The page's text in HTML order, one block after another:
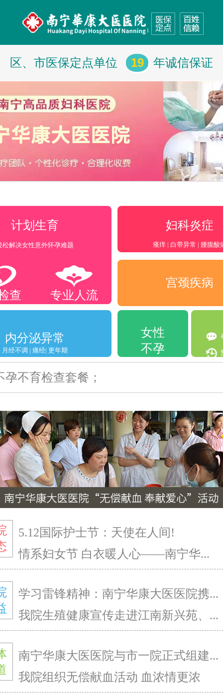
区、市医保定点单位 19 年诚信保证
计划生育
松解决女性意外怀孕难题
查 专业人流
妇科炎症
瘙痒 | 白带异常 | 腰腹酸
宫颈疾病
内分泌异常
月经不调 | 痛经| 更年期
女性
不孕
孕不育检查套餐；
妇科体检套餐！
爱女性 检查优惠活动；
5.12国际护士节：天使在人间!
情系妇女节 白衣暖人心——南宁华...
学习雷锋精神：南宁华康大医医院携...
我院生殖健康宣传走进江南新兴苑、...
南宁华康大医医院与市一院正式组建...
我院组织无偿献血活动 血浓情更浓